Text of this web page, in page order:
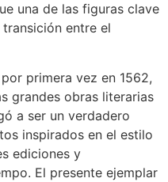
una de las figuras clave
entre el
primera vez en 1562,
grandes obras literarias
a ser un verdadero
inspirados en el estilo
ediciones y
El presente ejemplar